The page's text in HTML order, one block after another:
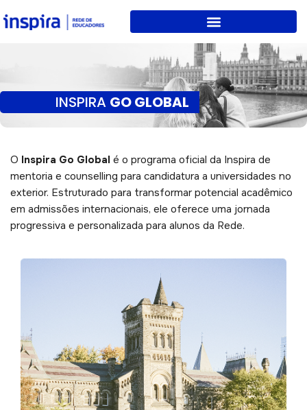
to
INSPIRA GO GLOBAL
O Inspira Go Global é o programa oficial da Inspira de
mentoria e counselling para candidatura a universidades no
exterior. Estruturado para transformar potencial acadêmico
em admissões internacionais, ele oferece uma jornada
progressiva e personalizada para alunos da Rede.